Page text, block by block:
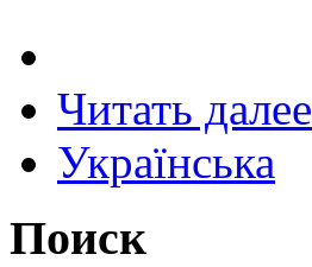
Читать далее
Українська
Поиск